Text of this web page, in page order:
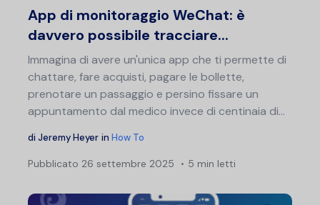
App di monitoraggio WeChat: è
davvero possibile tracciare...
Immagina di avere un'unica app che ti permette di
chattare, fare acquisti, pagare le bollette,
prenotare un passaggio e persino fissare un
appuntamento dal medico invece di centinaia di...
di Jeremy Heyer in How To
Pubblicato 26 settembre 2025 5 min letti